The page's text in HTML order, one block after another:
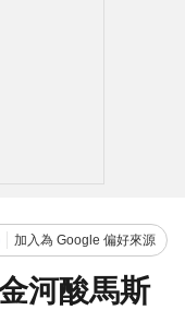
加入為 Google 偏好來源
河酸馬斯